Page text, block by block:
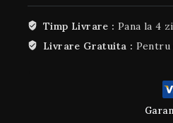
Timp Livrare : Pana la 4
Livrare Gratuita : Pentru